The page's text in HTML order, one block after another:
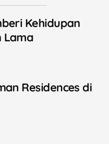
Kehidupan
Lama
Residences di